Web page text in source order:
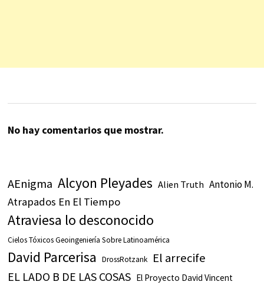
No hay comentarios que mostrar.
AEnigma Alcyon Pleyades Alien Truth Antonio M.
Atrapados En El Tiempo
Atraviesa lo desconocido
Cielos Tóxicos Geoingeniería Sobre Latinoamérica
David Parcerisa DrossRotzank El arrecife
EL LADO B DE LAS COSAS El Proyecto David Vincent